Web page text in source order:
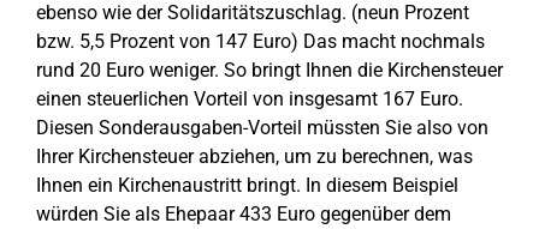
ebenso wie der Solidaritätszuschlag. (neun Prozent
bzw. 5,5 Prozent von 147 Euro) Das macht nochmals
rund 20 Euro weniger. So bringt Ihnen die Kirchensteuer
einen steuerlichen Vorteil von insgesamt 167 Euro.
Diesen Sonderausgaben-Vorteil müssten Sie also von
Ihrer Kirchensteuer abziehen, um zu berechnen, was
Ihnen ein Kirchenaustritt bringt. In diesem Beispiel
würden Sie als Ehepaar 433 Euro gegenüber dem